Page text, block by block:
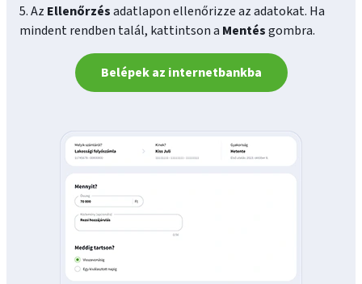
5. Az Ellenőrzésadatlapon ellenőrizze az adatokat. Ha
mindent rendben talál, kattintson a Mentésgombra.
Belépek az internetbankba